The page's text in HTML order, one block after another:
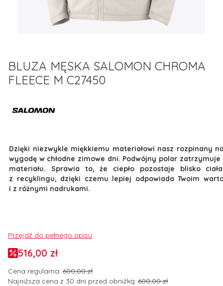
BLUZA MĘSKA SALOMON CHROMA
FLEECE M C27450
Dzięki niezwykle miękkiemu materiałowi nasz rozpinany
wygodę w chłodne zimowe dni. Podwójny polar
materiału. Sprawia to, że ciepło pozostaje blisko
z recyklingu, dzięki czemu lepiej odpowiada Twoim
i z różnymi nadrukami.
Przejdź do pełnego opisu
516,00 zł
Cena regularna: 600,00 zł
Najniższa cena z 30 dni przed obniżką: 600,00 zł